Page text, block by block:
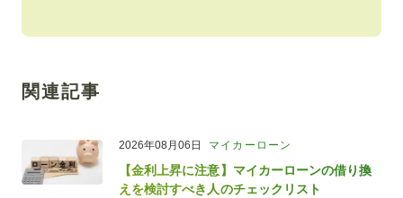
関連記事
2026年08月06日 マイカーローン
【金利上昇に注意】マイカーローンの借り換
えを検討すべき人のチェックリスト